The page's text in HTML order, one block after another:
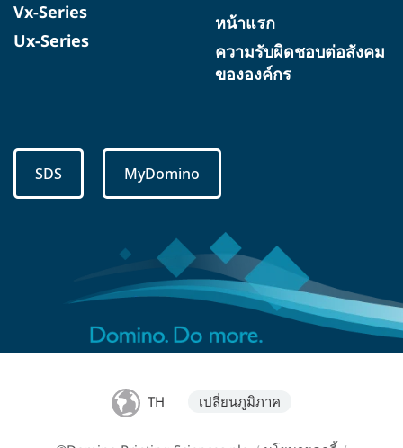
Vx-Series
Ux-Series
หน้าแรก
ความรับผิดชอบต่อสังคม
ขององค์กร
SDS MyDomino
TH เปลี่ยนภูมิภาค